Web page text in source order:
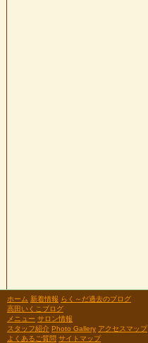
ホーム 新着情報 らく～だ過去のブログ
高田いくこブログ
メニュー サロン情報
スタッフ紹介 Photo Gallery アクセスマップ
よくあるご質問 サイトマップ